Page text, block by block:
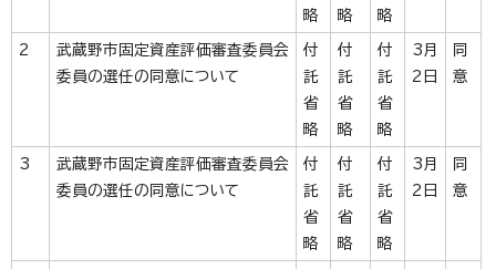
略
略
略
2
武蔵野市固定資産評価審査委員会
委員の選任の同意について
付
託
省
略
付
託
省
略
付
託
省
略
3月
2日
同
意
3
武蔵野市固定資産評価審査委員会
委員の選任の同意について
付
託
省
略
付
託
省
略
付
託
省
略
3月
2日
同
意